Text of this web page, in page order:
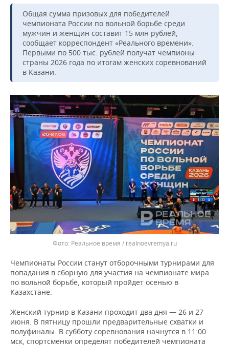
ВОЛЕЙБОЛ
КИБЕРСПОРТ
ФИГУРНОЕ КАТАНИЕ
ВОДНЫЕ ВИДЫ СПОРТА
ХОККЕЙ С МЯЧОМ
ИСТОРИЯ
КУЛЬТУРА
МЕДИЦИНА
ОБРАЗОВАНИЕ
ПРОИСШЕСТВИЯ
СПИСОК ПЕРСОН
СПИСОК КОМПАНИЙ
ПОЛНАЯ ВЕРСИЯ
Общая сумма призовых для победителей
чемпионата России по вольной борьбе среди
мужчин и женщин составит 15 млн рублей,
сообщает корреспондент «Реального времени».
Первыми по 500 тыс. рублей получат чемпионы
страны 2026 года по итогам женских соревнований
в Казани.
Реальное время / realnoevremya.ru
Чемпионаты России станут отборочными турнирами для
попадания в сборную для участия на чемпионате мира
по вольной борьбе, который пройдет осенью в
Казахстане.
Женский турнир в Казани проходит два дня — 26 и 27
июня. В пятницу прошли предварительные схватки и
полуфиналы. В субботу соревнования начнутся в 11:00
мск, спортсменки определят победителей чемпионата